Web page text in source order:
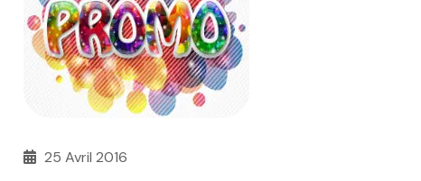
25 Avril 2016